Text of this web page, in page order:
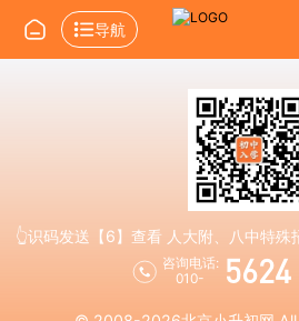
导航
👆识码发送【6】查看 人大附、八中特
咨询电话:
010-
5624